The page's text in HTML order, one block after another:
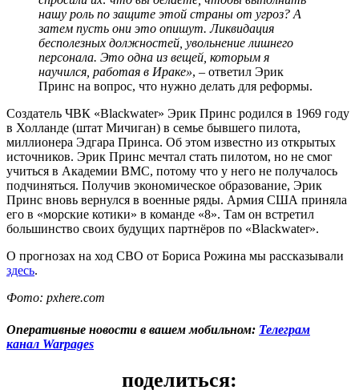
нашу роль по защите этой страны от угроз? А
затем пусть они это опишут. Ликвидация
бесполезных должностей, увольнение лишнего
персонала. Это одна из вещей, которым я
научился, работая в Ираке», – ответил Эрик
Принс на вопрос, что нужно делать для реформы.
Создатель ЧВК «Blackwater» Эрик Принс родился в 1969 году
в Холланде (штат Мичиган) в семье бывшего пилота,
миллионера Эдгара Принса. Об этом известно из открытых
источников. Эрик Принс мечтал стать пилотом, но не смог
учиться в Академии ВМС, потому что у него не получалось
подчиняться. Получив экономическое образование, Эрик
Принс вновь вернулся в военные ряды. Армия США приняла
его в «морские котики» в команде «8». Там он встретил
большинство своих будущих партнёров по «Blackwater».
О прогнозах на ход СВО от Бориса Рожина мы рассказывали
здесь.
Фото: pxhere.com
Оперативные новости в вашем мобильном: Телеграм
канал Warpages
поделиться: